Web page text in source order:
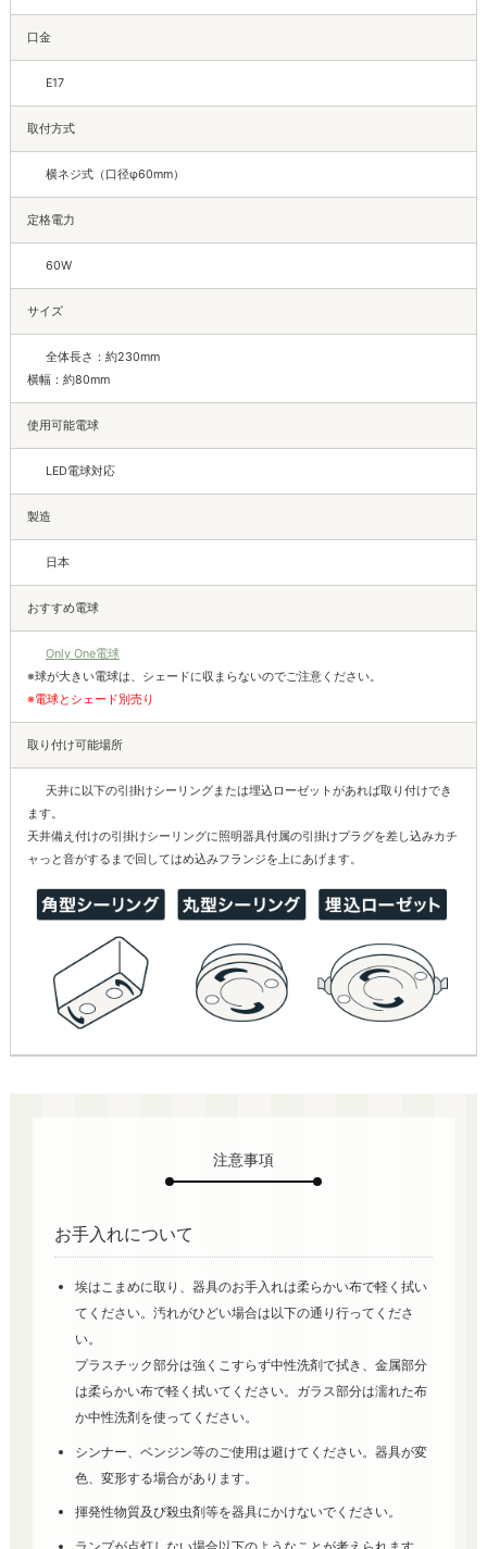
口金
E17
取付方式
横ネジ式（口径φ60mm）
定格電力
60W
サイズ
全体長さ：約230mm
横幅：約80mm
使用可能電球
LED電球対応
製造
日本
おすすめ電球
Only One電球
※球が大きい電球は、シェードに収まらないのでご注意ください。
※電球とシェード別売り
取り付け可能場所
天井に以下の引掛けシーリングまたは埋込ローゼットがあれば取り付けでき
ます。
天井備え付けの引掛けシーリングに照明器具付属の引掛けプラグを差し込みカチ
ャっと音がするまで回してはめ込みフランジを上にあげます。
注意事項
お手入れについて
埃はこまめに取り、器具のお手入れは柔らかい布で軽く拭い
てください。汚れがひどい場合は以下の通り行ってくださ
い。
プラスチック部分は強くこすらず中性洗剤で拭き、金属部分
は柔らかい布で軽く拭いてください。ガラス部分は濡れた布
か中性洗剤を使ってください。
シンナー、ベンジン等のご使用は避けてください。器具が変
色、変形する場合があります。
揮発性物質及び殺虫剤等を器具にかけないでください。